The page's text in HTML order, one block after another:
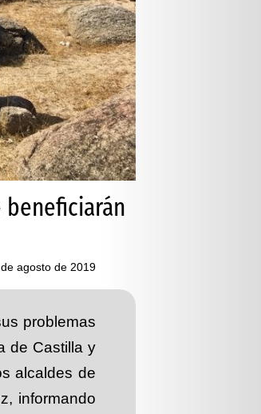
beneficiarán
agosto de 2019
problemas
de Castilla y
alcaldes de
informando